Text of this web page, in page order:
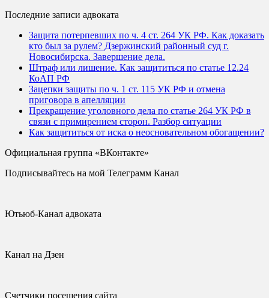
Последние записи адвоката
Защита потерпевших по ч. 4 ст. 264 УК РФ. Как доказать
кто был за рулем? Дзержинский районный суд г.
Новосибирска. Завершение дела.
Штраф или лишение. Как защититься по статье 12.24
КоАП РФ
Зацепки защиты по ч. 1 ст. 115 УК РФ и отмена
приговора в апелляции
Прекращение уголовного дела по статье 264 УК РФ в
связи с примирением сторон. Разбор ситуации
Как защититься от иска о неосновательном обогащении?
Официальная группа «ВКонтакте»
Подписывайтесь на мой Телеграмм Канал
Ютьюб-Канал адвоката
Канал на Дзен
Счетчики посещения сайта